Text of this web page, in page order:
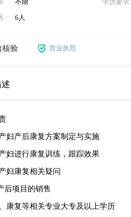
不限
6人
学历要求
核验 营业执照
妇产后康复方案制定与实施
妇进行康复训练，跟踪效果
妇康复相关疑问
后项目的销售
康复等相关专业大专及以上学历